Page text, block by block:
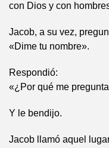
con Dios y con
Jacob, a su vez,
«Dime tu nombre».
Respondió:
«¿Por qué me
Y le bendijo.
Jacob llamó aquel